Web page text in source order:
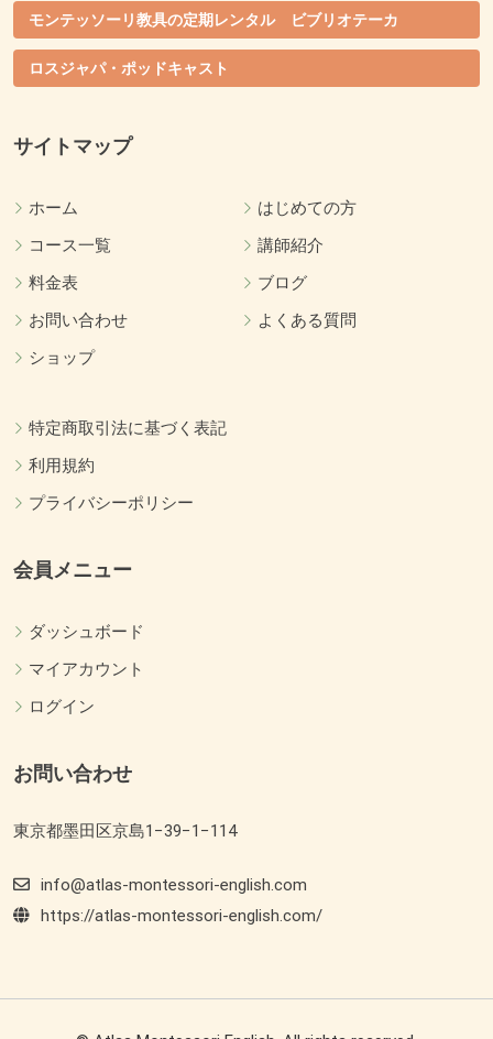
モンテッソーリ教具の定期レンタル ビブリオテーカ
ロスジャパ・ポッドキャスト
サイトマップ
ホーム
はじめての方
コース一覧
講師紹介
料金表
ブログ
お問い合わせ
よくある質問
ショップ
特定商取引法に基づく表記
利用規約
プライバシーポリシー
会員メニュー
ダッシュボード
マイアカウント
ログイン
お問い合わせ
東京都墨田区京島1−39−1−114
info@atlas-montessori-english.com
https://atlas-montessori-english.com/